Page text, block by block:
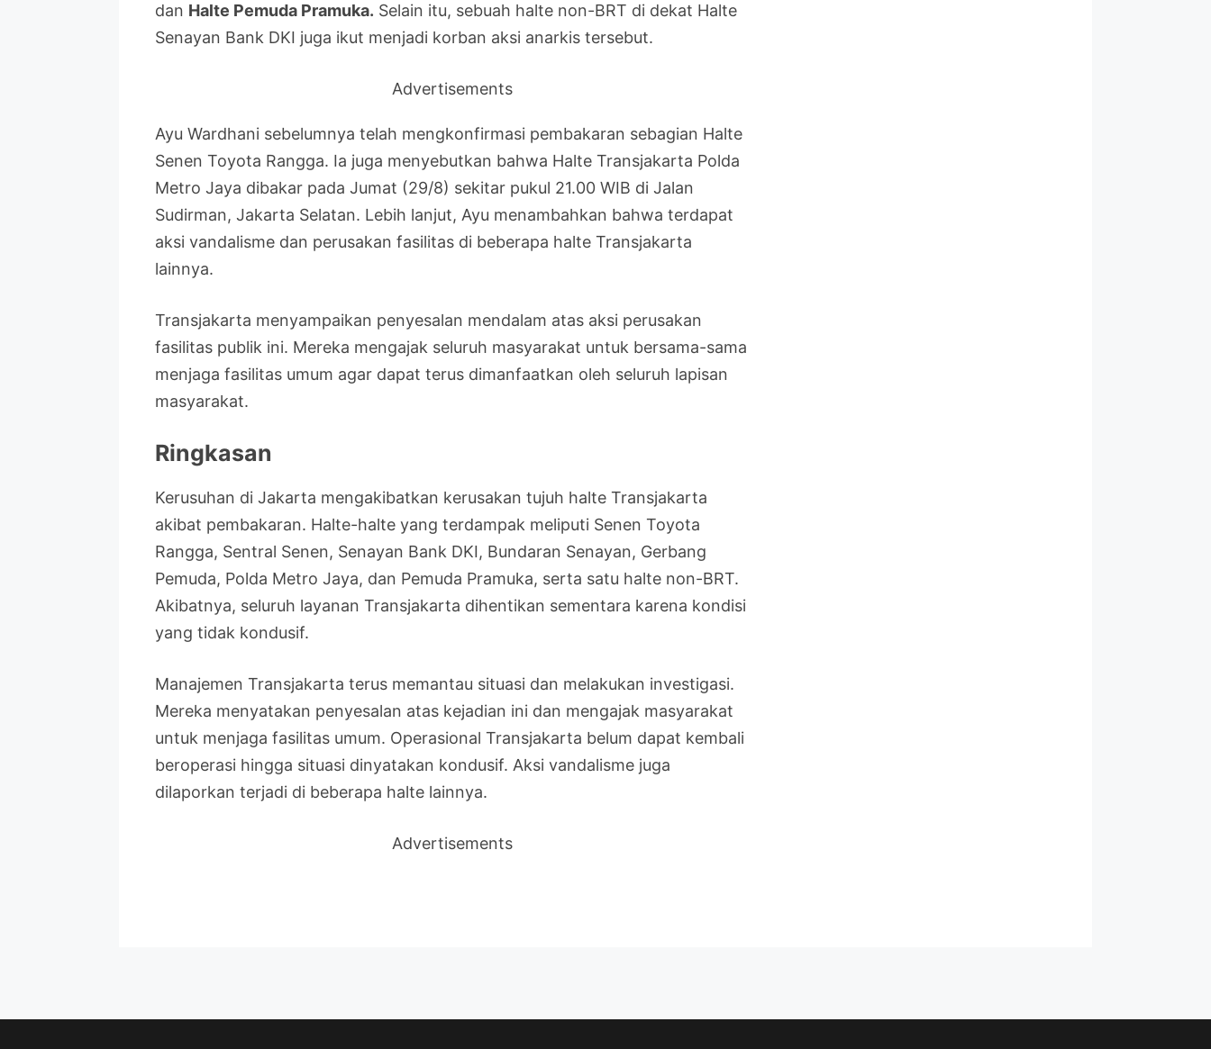
dan Halte Pemuda Pramuka. Selain itu, sebuah halte non-BRT di dekat Halte
Senayan Bank DKI juga ikut menjadi korban aksi anarkis tersebut.
Advertisements
Ayu Wardhani sebelumnya telah mengkonfirmasi pembakaran sebagian Halte
Senen Toyota Rangga. Ia juga menyebutkan bahwa Halte Transjakarta Polda
Metro Jaya dibakar pada Jumat (29/8) sekitar pukul 21.00 WIB di Jalan
Sudirman, Jakarta Selatan. Lebih lanjut, Ayu menambahkan bahwa terdapat
aksi vandalisme dan perusakan fasilitas di beberapa halte Transjakarta
lainnya.
Transjakarta menyampaikan penyesalan mendalam atas aksi perusakan
fasilitas publik ini. Mereka mengajak seluruh masyarakat untuk bersama-sama
menjaga fasilitas umum agar dapat terus dimanfaatkan oleh seluruh lapisan
masyarakat.
Ringkasan
Kerusuhan di Jakarta mengakibatkan kerusakan tujuh halte Transjakarta
akibat pembakaran. Halte-halte yang terdampak meliputi Senen Toyota
Rangga, Sentral Senen, Senayan Bank DKI, Bundaran Senayan, Gerbang
Pemuda, Polda Metro Jaya, dan Pemuda Pramuka, serta satu halte non-BRT.
Akibatnya, seluruh layanan Transjakarta dihentikan sementara karena kondisi
yang tidak kondusif.
Manajemen Transjakarta terus memantau situasi dan melakukan investigasi.
Mereka menyatakan penyesalan atas kejadian ini dan mengajak masyarakat
untuk menjaga fasilitas umum. Operasional Transjakarta belum dapat kembali
beroperasi hingga situasi dinyatakan kondusif. Aksi vandalisme juga
dilaporkan terjadi di beberapa halte lainnya.
Advertisements